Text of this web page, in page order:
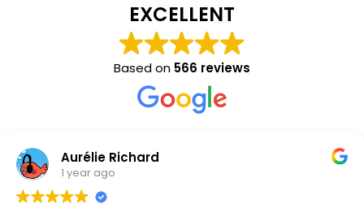
EXCELLENT
Based on 566 reviews
Johanne raymond
1 year ago